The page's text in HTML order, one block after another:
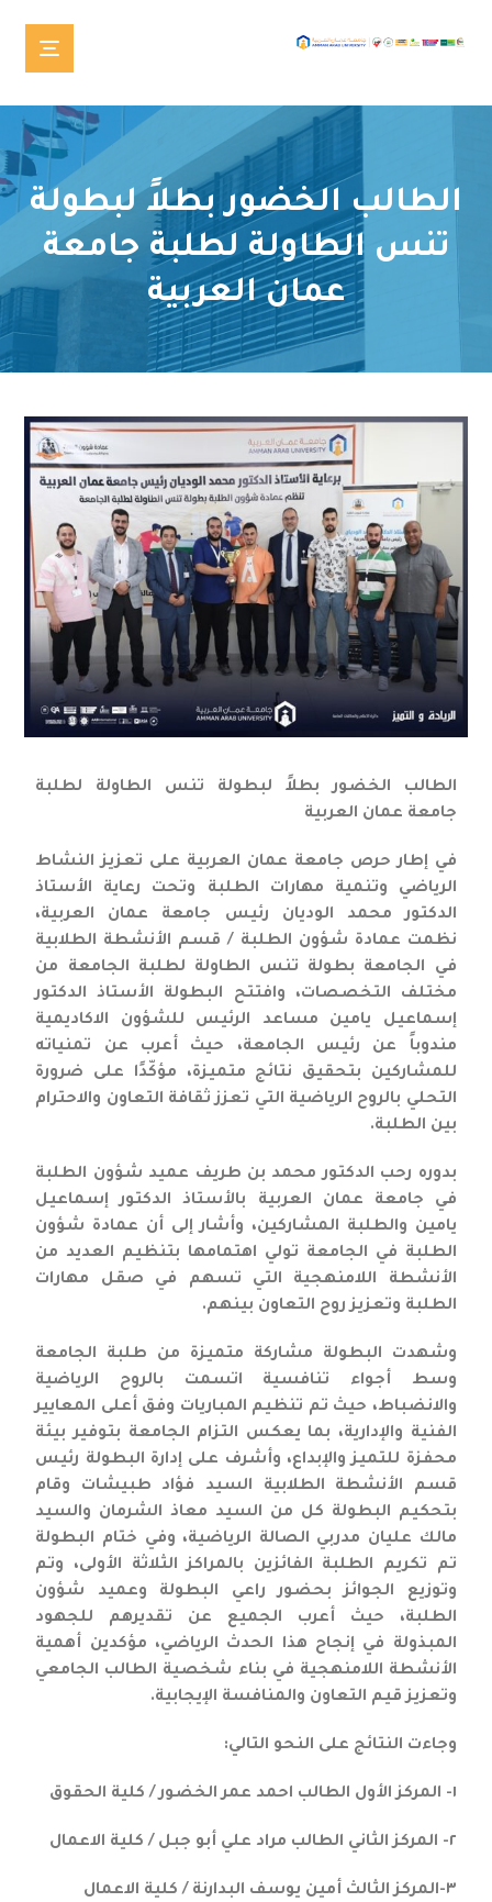
الطالب الخضور بطلاً لبطولة
تنس الطاولة لطلبة جامعة
عمان العربية
الطالب الخضور بطلاً لبطولة تنس الطاولة لطلبة
جامعة عمان العربية
في إطار حرص جامعة عمان العربية على تعزيز النشاط
الرياضي وتنمية مهارات الطلبة وتحت رعاية الأستاذ
الدكتور محمد الوديان رئيس جامعة عمان العربية،
نظمت عمادة شؤون الطلبة / قسم الأنشطة الطلابية
في الجامعة بطولة تنس الطاولة لطلبة الجامعة من
مختلف التخصصات، وافتتح البطولة الأستاذ الدكتور
إسماعيل يامين مساعد الرئيس للشؤون الاكاديمية
مندوباً عن رئيس الجامعة، حيث أعرب عن تمنياته
للمشاركين بتحقيق نتائج متميزة، مؤكّدًا على ضرورة
التحلي بالروح الرياضية التي تعزز ثقافة التعاون والاحترام
بين الطلبة.
بدوره رحب الدكتور محمد بن طريف عميد شؤون الطلبة
في جامعة عمان العربية بالأستاذ الدكتور إسماعيل
يامين والطلبة المشاركين، وأشار إلى أن عمادة شؤون
الطلبة في الجامعة تولي اهتمامها بتنظيم العديد من
الأنشطة اللامنهجية التي تسهم في صقل مهارات
الطلبة وتعزيز روح التعاون بينهم.
وشهدت البطولة مشاركة متميزة من طلبة الجامعة
وسط أجواء تنافسية اتسمت بالروح الرياضية
والانضباط، حيث تم تنظيم المباريات وفق أعلى المعايير
الفنية والإدارية، بما يعكس التزام الجامعة بتوفير بيئة
محفزة للتميز والإبداع، وأشرف على إدارة البطولة رئيس
قسم الأنشطة الطلابية السيد فؤاد طبيشات وقام
بتحكيم البطولة كل من السيد معاذ الشرمان والسيد
مالك عليان مدربي الصالة الرياضية، وفي ختام البطولة
تم تكريم الطلبة الفائزين بالمراكز الثلاثة الأولى، وتم
وتوزيع الجوائز بحضور راعي البطولة وعميد شؤون
الطلبة، حيث أعرب الجميع عن تقديرهم للجهود
المبذولة في إنجاح هذا الحدث الرياضي، مؤكدين أهمية
الأنشطة اللامنهجية في بناء شخصية الطالب الجامعي
وتعزيز قيم التعاون والمنافسة الإيجابية.
وجاءت النتائج على النحو التالي:
١- المركز الأول الطالب احمد عمر الخضور / كلية الحقوق
٢- المركز الثاني الطالب مراد علي أبو جبل / كلية الاعمال
٣-المركز الثالث أمين يوسف البدارنة / كلية الاعمال